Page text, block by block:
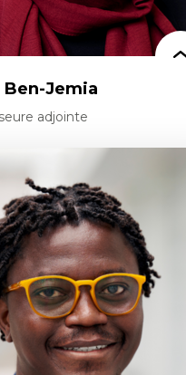
Ben-Jemia
adjointe
sur la ville et représentations
formes et usages au Canada
et représentations des
immigrantes dans l'espace
architectural et urbain
et patrimonialisation
postcoloniales et décolonisation des